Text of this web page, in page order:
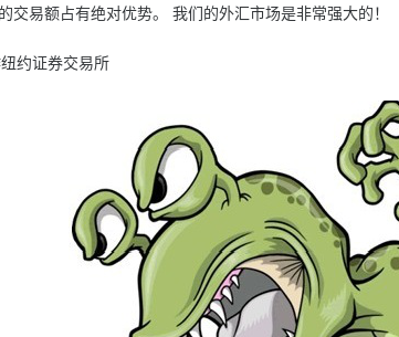
交易额占有绝对优势。 我们的外汇市场是非常强大的！
约证券交易所